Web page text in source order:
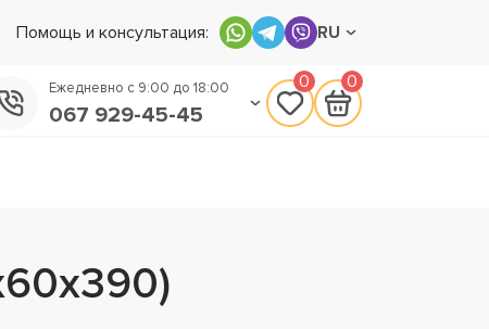
Помощь и консультация: RU
Ежедневно с 9:00 до 18:00
067 929-45-45
0 0